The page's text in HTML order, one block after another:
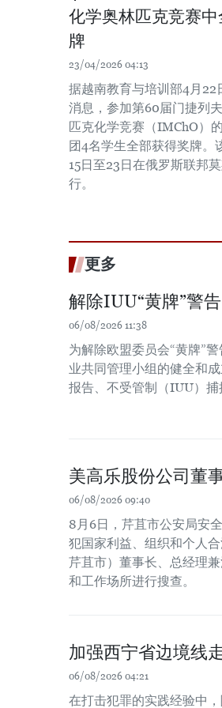
化学奥林匹克竞赛中
牌
23/04/2026 04:13
据越南教育与培训部4月22
消息，参加第60届门捷列
匹克化学竞赛（IMChO）
团4名学生全部获得奖牌。
15日至23日在俄罗斯联邦
行。
更多
解除IUU“黄牌”警
06/08/2026 11:38
为解除欧盟委员会“黄牌”
业共同管理小组的健全和
报告、不受管制（IUU）捕
美高乐股份公司董
06/08/2026 09:40
8月6日，芹苴市公安局安
犯国家利益、组织和个人
芹苴市）董事长、总经理
和工作场所进行搜查。
加强西宁省边境线
06/08/2026 04:21
在打击犯罪的实践经验中